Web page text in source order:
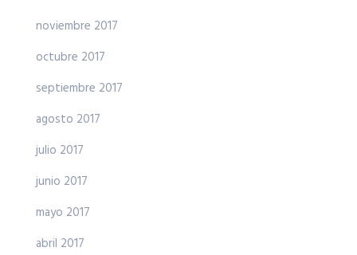
noviembre 2017
octubre 2017
septiembre 2017
agosto 2017
julio 2017
junio 2017
mayo 2017
abril 2017